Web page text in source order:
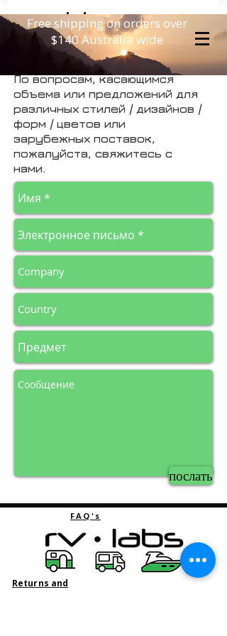
Free shipping on orders over
$140 Australia wide
По вопросам, касающимся
объема или предложений для
различных стилей / дизайнов /
форм / цветов или
зарубежных поставок,
пожалуйста, свяжитесь с
нами.
послать
FAQ's
Returns and